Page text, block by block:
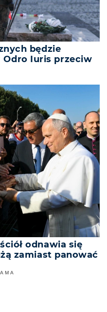
będzie
Odro Iuris przeciw
odnawia się
zamiast panować